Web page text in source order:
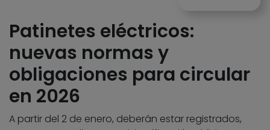
Patinetes eléctricos:
nuevas normas y
obligaciones para circular
en 2026
A partir del 2 de enero, deberán estar registrados,